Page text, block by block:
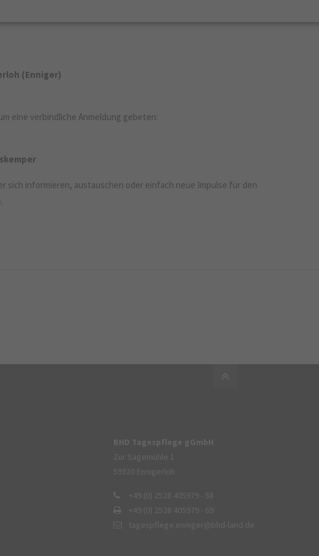
anschaulich und inspirierend.
(Enniger)
eine verbindliche Anmeldung gebeten:
sich informieren, austauschen oder einfach neue Impulse für den
BHD Tagespflege gGmbH
Zur Sägemühle 1
59320 Ennigerloh
+49 (0) 2528 405979 - 58
+49 (0) 2528 405979 - 69
tagespflege.enniger@bhd-land.de